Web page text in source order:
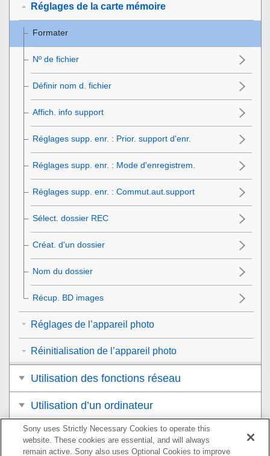
Réglages de la carte mémoire
Formater
Nº de fichier
Définir nom d. fichier
Affich. info support
Réglages supp. enr. : Prior. support d'enr.
Réglages supp. enr. : Mode d'enregistrem.
Réglages supp. enr. : Commut.aut.support
Sélect. dossier REC
Créat. d'un dossier
Nom du dossier
Récup. BD images
Réglages de l’appareil photo
Réinitialisation de l’appareil photo
Utilisation des fonctions réseau
Utilisation d’un ordinateur
Liste des éléments du MENU
Sony uses Strictly Necessary Cookies to operate this
website. These cookies are essential, and will always
remain active. Sony also uses Optional Cookies to improve